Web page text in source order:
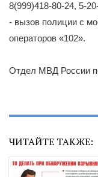
8(999)418-80-24, 5-
- вызов полиции с
операторов «102».
Отдел МВД России
ЧИТАЙТЕ ТАКЖЕ: